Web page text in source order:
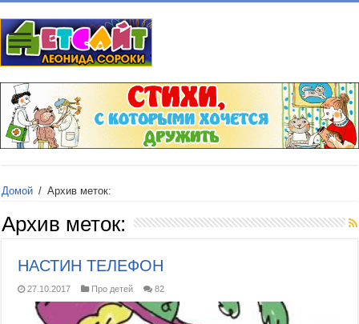
Домой / Архив меток:
Архив меток:
НАСТИН ТЕЛЕФОН
27.10.2017 Про детей 82